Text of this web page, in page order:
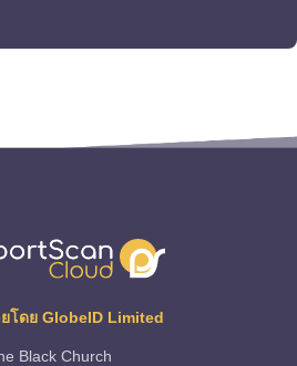
โดย GlobeID Limited
Black Church